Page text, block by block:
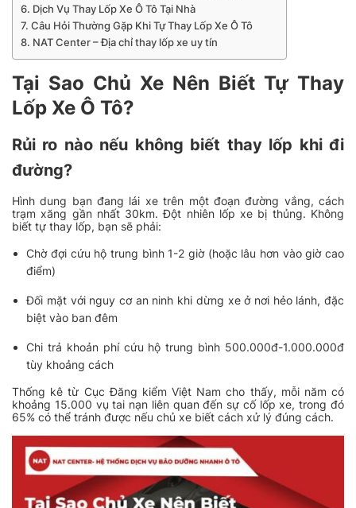
Dịch Vụ Thay Lốp Xe Ô Tô Tại Nhà
Câu Hỏi Thường Gặp Khi Tự Thay Lốp Xe Ô Tô
NAT Center – Địa chỉ thay lốp xe uy tín
Tại Sao Chủ Xe Nên Biết Tự Thay
Lốp Xe Ô Tô?
Rủi ro nào nếu không biết thay lốp khi đi
đường?
Hình dung bạn đang lái xe trên một đoạn đường vắng, cách
trạm xăng gần nhất 30km. Đột nhiên lốp xe bị thủng. Không
biết tự thay lốp, bạn sẽ phải:
Chờ đợi cứu hộ trung bình 1-2 giờ (hoặc lâu hơn vào giờ cao
điểm)
Đối mặt với nguy cơ an ninh khi dừng xe ở nơi hẻo lánh, đặc
biệt vào ban đêm
Chi trả khoản phí cứu hộ trung bình 500.000đ-1.000.000đ
tùy khoảng cách
Thống kê từ Cục Đăng kiểm Việt Nam cho thấy, mỗi năm có
khoảng 15.000 vụ tai nạn liên quan đến sự cố lốp xe, trong đó
65% có thể tránh được nếu chủ xe biết cách xử lý đúng cách.